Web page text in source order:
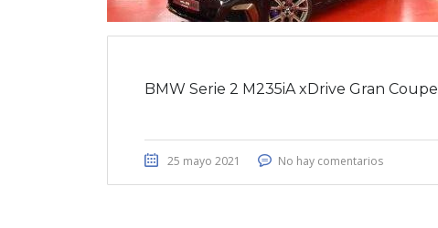
BMW Serie 2 M235iA xDrive Gran Coupe
25 mayo 2021 No hay comentarios